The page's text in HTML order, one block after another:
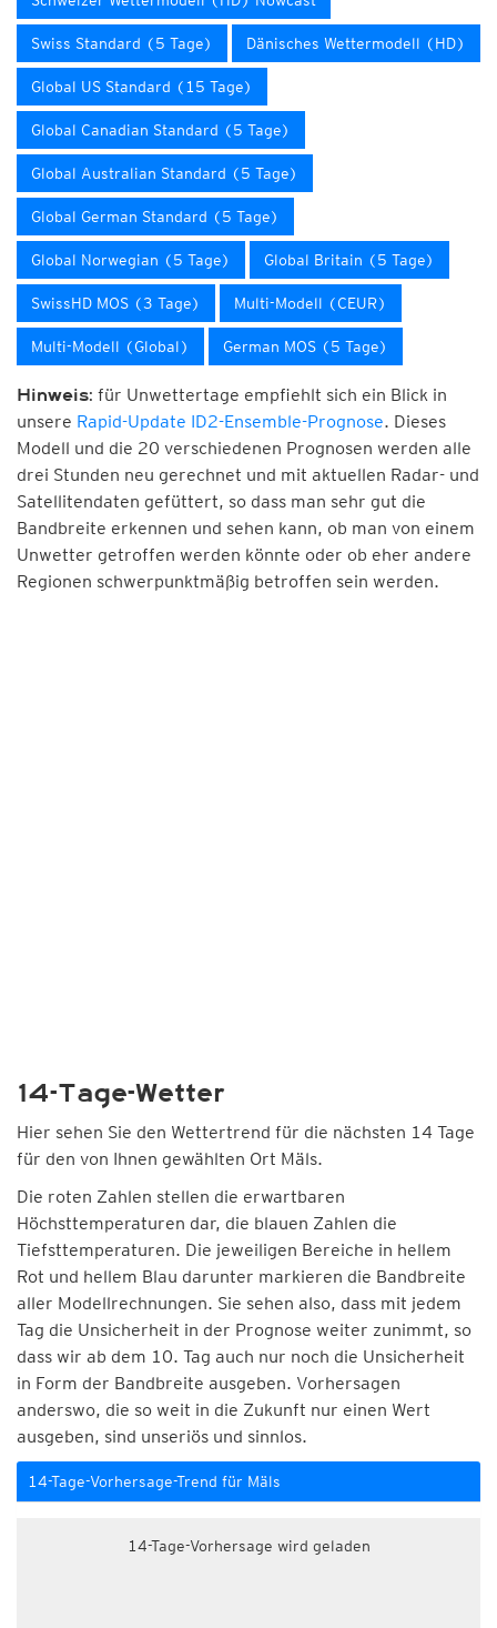
Swiss Standard (5 Tage) Dänisches Wettermodell (HD)
Global US Standard (15 Tage)
Global Canadian Standard (5 Tage)
Global Australian Standard (5 Tage)
Global German Standard (5 Tage)
Global Norwegian (5 Tage) Global Britain (5 Tage)
SwissHD MOS (3 Tage) Multi-Modell (CEUR)
Multi-Modell (Global) German MOS (5 Tage)
Hinweis: für Unwettertage empfiehlt sich ein Blick in
unsere Rapid-Update ID2-Ensemble-Prognose. Dieses
Modell und die 20 verschiedenen Prognosen werden alle
drei Stunden neu gerechnet und mit aktuellen Radar- und
Satellitendaten gefüttert, so dass man sehr gut die
Bandbreite erkennen und sehen kann, ob man von einem
Unwetter getroffen werden könnte oder ob eher andere
Regionen schwerpunktmäßig betroffen sein werden.
14-Tage-Wetter
Hier sehen Sie den Wettertrend für die nächsten 14 Tage
für den von Ihnen gewählten Ort Mäls.
Die roten Zahlen stellen die erwartbaren
Höchsttemperaturen dar, die blauen Zahlen die
Tiefsttemperaturen. Die jeweiligen Bereiche in hellem
Rot und hellem Blau darunter markieren die Bandbreite
aller Modellrechnungen. Sie sehen also, dass mit jedem
Tag die Unsicherheit in der Prognose weiter zunimmt, so
dass wir ab dem 10. Tag auch nur noch die Unsicherheit
in Form der Bandbreite ausgeben. Vorhersagen
anderswo, die so weit in die Zukunft nur einen Wert
ausgeben, sind unseriös und sinnlos.
14-Tage-Vorhersage-Trend für Mäls
14-Tage-Vorhersage wird geladen